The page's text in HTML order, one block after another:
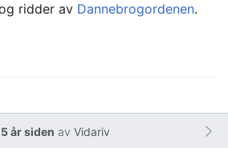
ridder av Dannebrogordenen.
år siden av Vidariv